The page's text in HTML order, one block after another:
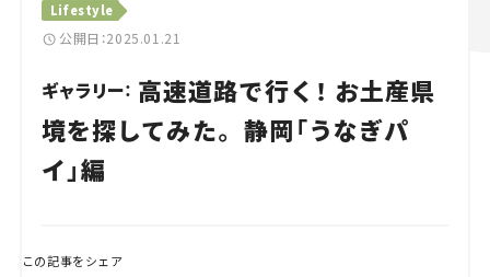
Lifestyle
公開日：2025.01.21
ギャラリー： 高速道路で行く！ お土産県
境を探してみた。 静岡「うなぎパ
イ」編
この記事をシェア
Cars
Lifestyle
Traffic
Special